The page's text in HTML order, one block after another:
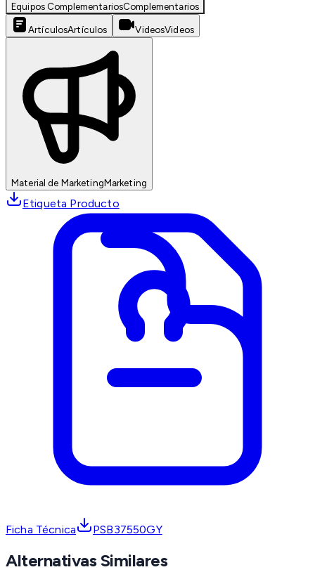
Equipos ComplementariosComplementarios
ArtículosArtículos VideosVideos
Material de MarketingMarketing
Etiqueta Producto
Ficha Técnica PSB37550GY
Alternativas Similares